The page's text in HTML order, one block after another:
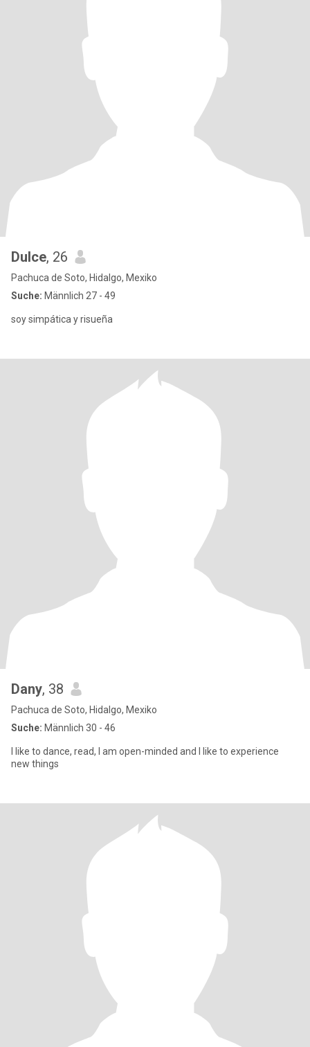
Dulce, 26
Pachuca de Soto, Hidalgo, Mexiko
Suche: Männlich 27 - 49
soy simpática y risueña
Dany, 38
Pachuca de Soto, Hidalgo, Mexiko
Suche: Männlich 30 - 46
I like to dance, read, I am open-minded and I like to experience
new things